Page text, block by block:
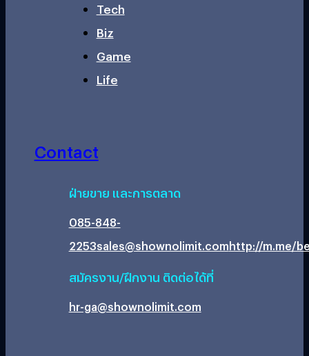
Tech
Biz
Game
Life
Contact
ฝ่ายขาย และการตลาด
085-848-
2253sales@shownolimit.comhttp://m.me/
สมัครงาน/ฝึกงาน ติดต่อได้ที่
hr-ga@shownolimit.com